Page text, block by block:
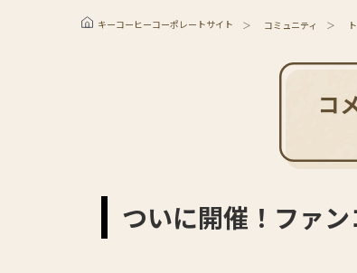
キーコーヒーコーポレートサイト コミュニティ
コ
ついに開催！ファ